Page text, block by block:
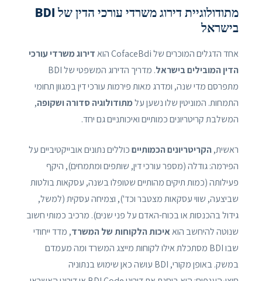
מתודולוגיית דירוג משרדי עורכי הדין של BDI
בישראל
אחד הדגלים המוכרים של CofaceBdi הוא
דירוג משרדי עורכי
הדין המובילים בישראל
. מדריך הדירוג המשפטי של BDI
מתפרסם מדי שנה, ומדרג מאות פירמות עורכי דין במגוון תחומי
התמחות. המוניטין שלו נשען עלמתודולוגיה סדורה ושקופה,
המשלבת קריטריונים כמותיים ואיכותניים גם יחד.
ראשית,הקריטריונים הכמותייםכוללים נתונים אובייקטיביים על
הפירמה: גודלה (מספר עורכי דין, שותפים ומתמחים), היקף
פעילותה (כמות תיקים מהותיים שטופלו בשנה, עסקאות בולטות
שביצעה, שווי עסקאות מצטבר וכד'), וצמיחה עסקית (למשל,
גידול בהכנסות או בכוח-האדם על פני שנים). מרכיב כמותי חשוב
שנוטה להיחשב הואאיכות הלקוחות של המשרד, מדד ייחודי
שבו BDI מסתכלת אילו לקוחות מייצג המשרד ומה מעמדם
במשק. באופן מקורי, BDI עושה כאן שימוש בנתוניה